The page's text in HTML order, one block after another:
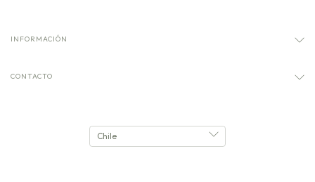
INFORMACIÓN
CONTACTO